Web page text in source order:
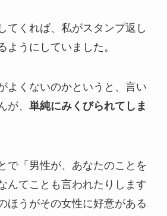
てくれば、私がスタンプ返し
ようにしていました。
よくないのかというと、言い
が、 単純にみくびられてしま
で「男性が、あなたのことを
んてことも言われたりします
ほうがその女性に好意がある